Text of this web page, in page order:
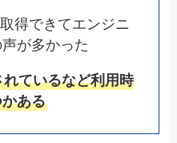
得できてエンジニ
が多かった
ているなど利用時
ある